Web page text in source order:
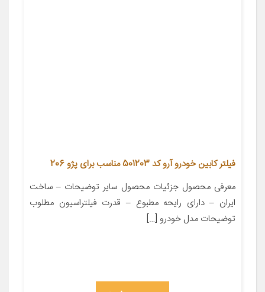
فیلتر کابین خودرو آرو کد 501203 مناسب برای پژو 206
معرفی محصول جزئیات محصول سایر توضیحات – ساخت
ایران – دارای رایحه مطبوع – قدرت فیلتراسیون مطلوب
توضیحات مدل خودرو […]